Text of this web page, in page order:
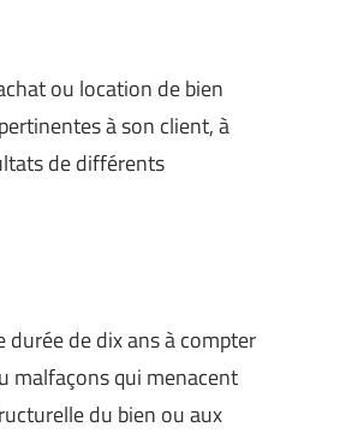
ou location de bien
à son client, à
de différents
durée de dix ans à compter
malfaçons qui menacent
du bien ou aux